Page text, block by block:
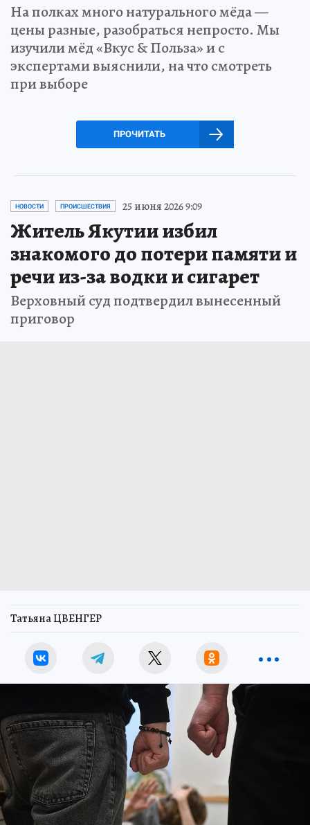
На полках много натурального мёда —
цены разные, разобраться непросто. Мы
изучили мёд «Вкус & Польза» и с
экспертами выяснили, на что смотреть
при выборе
ПРОЧИТАТЬ
НОВОСТИ ПРОИСШЕСТВИЯ 25 июня 2026 9:09
Житель Якутии избил
знакомого до потери памяти и
речи из-за водки и сигарет
Верховный суд подтвердил вынесенный
приговор
Татьяна ЦВЕНГЕР